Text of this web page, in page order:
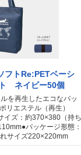
フトRe:PETベーシ
ネイビー50個
を再生したエコなバッ
リエステル（再生）
イズ：約370×380（持ち
パッケージ形態：
サイズ220×220mm